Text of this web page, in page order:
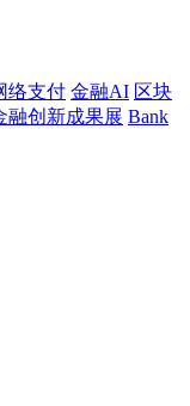
络支付 金融AI 区块
融创新成果展 Bank